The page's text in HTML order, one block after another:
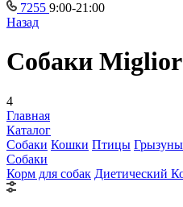
7255 9:00-21:00
Назад
Собаки Miglior
4
Главная
Каталог
Собаки Кошки Птицы Грызуны
Собаки
Корм для собак Диетический